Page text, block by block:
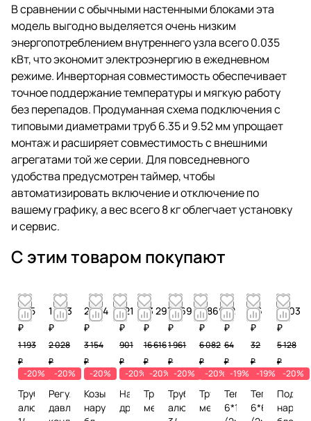
В сравнении с обычными настенными блоками эта
модель выгодно выделяется очень низким
энергопотреблением внутреннего узла всего 0.035
кВт, что экономит электроэнергию в ежедневном
режиме. Инверторная совместимость обеспечивает
точное поддержание температуры и мягкую работу
без перепадов. Продуманная схема подключения с
типовыми диаметрами труб 6.35 и 9.52 мм упрощает
монтаж и расширяет совместимость с внешними
агрегатами той же серии. Для повседневного
удобства предусмотрен таймер, чтобы
автоматизировать включение и отключение по
вашему графику, а вес всего 8 кг облегчает установку
и сервис.
С этим товаром покупают
955
₽
1 193
₽
-20%
Труба
алюминиевая
1 623
₽
2 028
₽
-20%
Регулятор
давления
2 524
₽
3 154
₽
-20%
Козырек
наружного
721
₽
901
₽
-20%
Нагреватель
дренажа
13 293
₽
16 616
₽
-20%
Труба
медная
1 569
₽
1 961
₽
-20%
Труба
алюминиевая
4 866
₽
6 082
₽
-20%
Труба
медная
52
₽
64
₽
-19%
Теплоизоляция
6*15
26
₽
32
₽
-19%
6*6
4 103
₽
5 128
₽
-20%